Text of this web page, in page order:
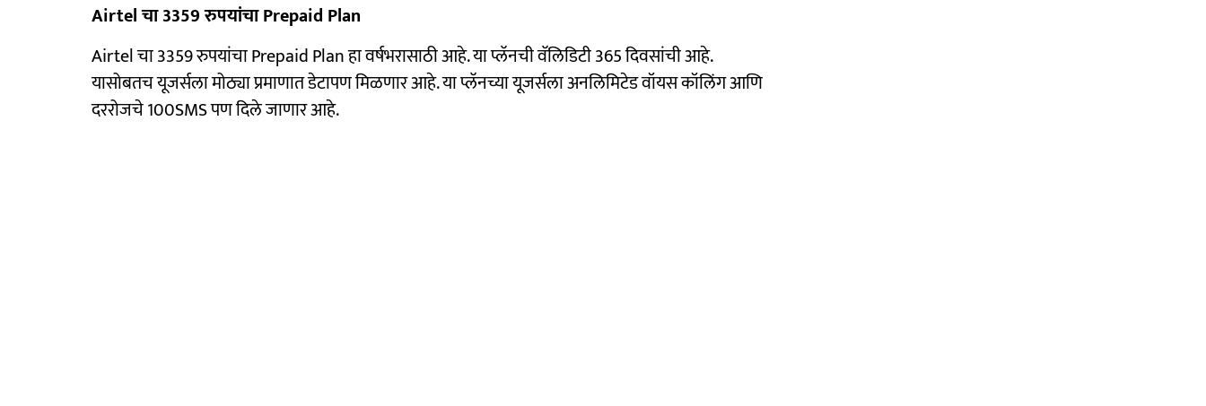
Airtel चा 3359 रुपयांचा Prepaid Plan
Airtel चा 3359 रुपयांचा Prepaid Plan हा वर्षभरासाठी आहे. या प्लॅनची वॅलिडिटी 365 दिवसांची आहे.
यासोबतच यूजर्सला मोठ्या प्रमाणात डेटापण मिळणार आहे. या प्लॅनच्या यूजर्सला अनलिमिटेड वॉयस कॉलिंग आणि
दररोजचे 100SMS पण दिले जाणार आहे.